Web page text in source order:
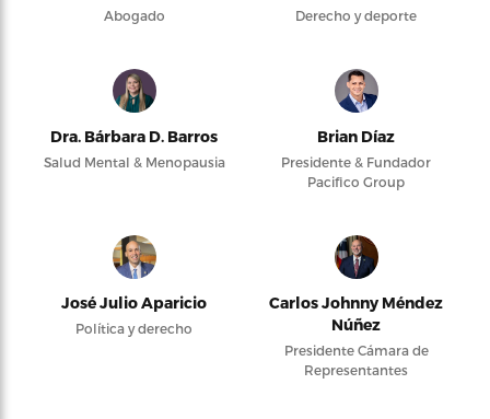
Abogado Derecho y deporte
Dra. Bárbara D. Barros
Salud Mental & Menopausia
Brian Díaz
Presidente & Fundador
Pacifico Group
José Julio Aparicio
Política y derecho
Carlos Johnny Méndez
Núñez
Presidente Cámara de
Representantes